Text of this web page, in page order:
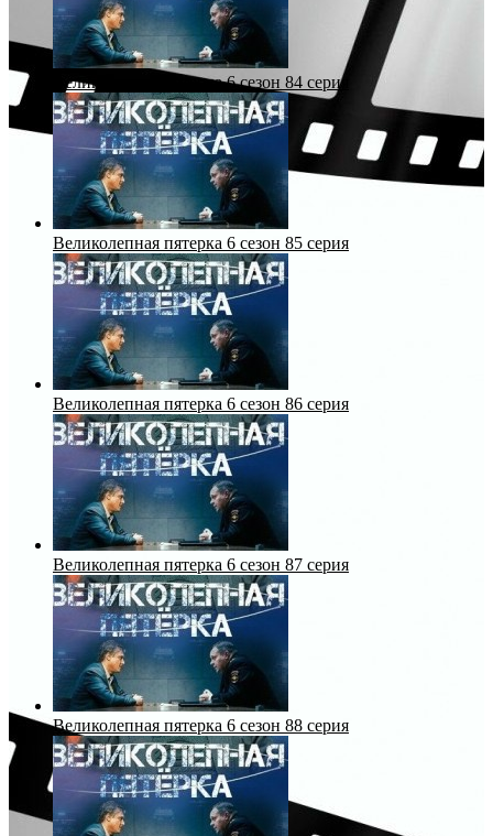
Великолепная пятерка 6 сезон 84 серия
Великолепная пятерка 6 сезон 85 серия
Великолепная пятерка 6 сезон 86 серия
Великолепная пятерка 6 сезон 87 серия
Великолепная пятерка 6 сезон 88 серия